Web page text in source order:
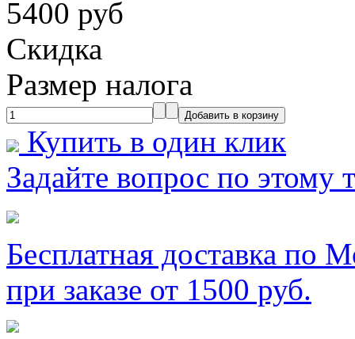
5400 руб
Скидка
Размер налога
Купить в один клик
Задайте вопрос по этому
Бесплатная доставка по
при заказе от 1500 руб.